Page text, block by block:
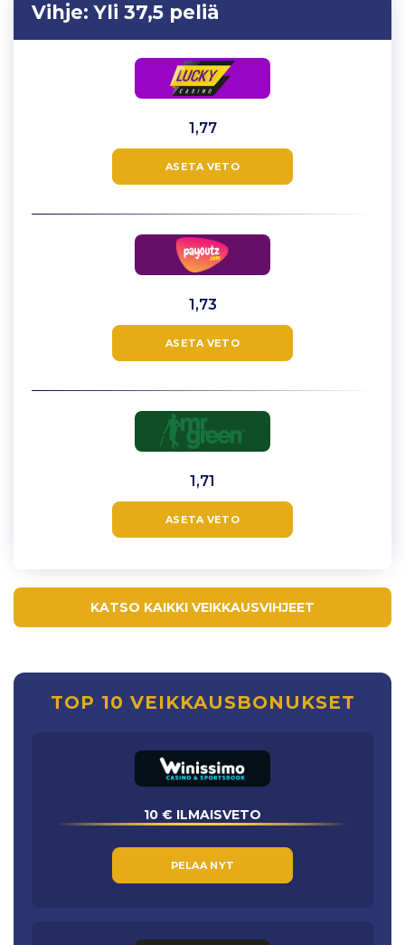
Vihje:Yli 37,5 peliä
1,77
ASETA VETO
1,73
ASETA VETO
1,71
ASETA VETO
KATSO KAIKKI VEIKKAUSVIHJEET
TOP 10 VEIKKAUSBONUKSET
10 € ILMAISVETO
PELAA NYT